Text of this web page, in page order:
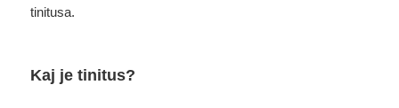
tinitusa.
Kaj je tinitus?